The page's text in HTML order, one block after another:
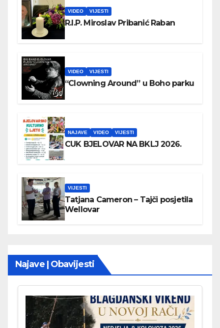
VIDEO VIJESTI
R.I.P. Miroslav Pribanić Raban
VIDEO VIJESTI
“Clowning Around” u Boho parku
NAJAVE VIDEO VIJESTI
CUK BJELOVAR NA BKLJ 2026.
VIJESTI
Tatjana Cameron – Tajči posjetila
Wellovar
Najave | Obavijesti